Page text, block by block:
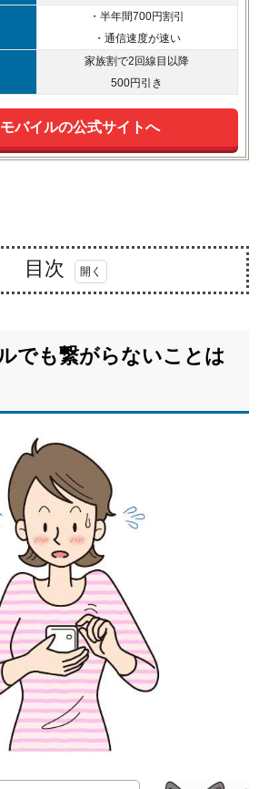
・半年間700円割引
・通信速度が速い
家族割で2回線目以降
500円引き
バイルの公式サイトへ
目次
でも繋がらないことは